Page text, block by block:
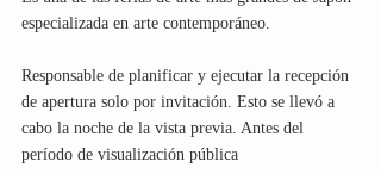
especializada en arte contemporáneo.
Responsable de planificar y ejecutar la recepción
de apertura solo por invitación. Esto se llevó a
cabo la noche de la vista previa. Antes del
período de visualización pública